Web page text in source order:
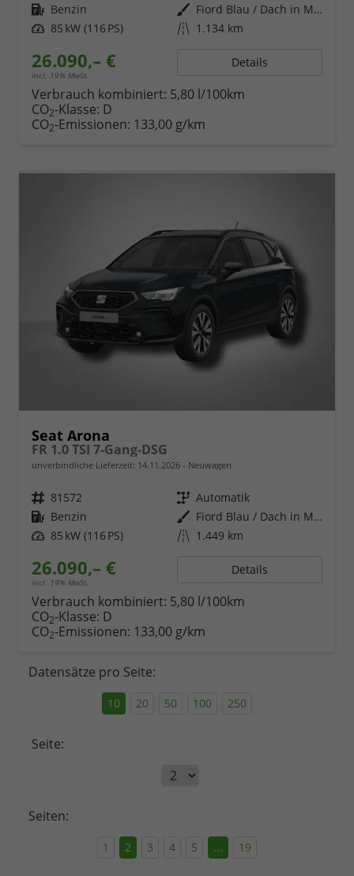
Kraftstoff Benzin Außenfarbe
Fiord Blau / Dach in Midnight Schwarz Metallic
Leistung 85 kW (116 PS) Kilometerstand 1.134 km
26.090,– €
incl. 19% MwSt.
Details
Verbrauch kombiniert: 5,80 l/100km
CO2-Klasse: D
CO2-Emissionen: 133,00 g/km
Seat Arona
FR 1.0 TSI 7-Gang-DSG
unverbindliche Lieferzeit: 14.11.2026 Neuwagen
Fahrzeugnr. 81572 Getriebe Automatik
Kraftstoff Benzin Außenfarbe
Fiord Blau / Dach in Midnight Schwarz Metallic
Leistung 85 kW (116 PS) Kilometerstand 1.449 km
26.090,– €
incl. 19% MwSt.
Details
Verbrauch kombiniert: 5,80 l/100km
CO2-Klasse: D
CO2-Emissionen: 133,00 g/km
Datensätze pro Seite:
10 20 50 100 250
Seite:
Seiten:
1 2 3 4 5 ... 19